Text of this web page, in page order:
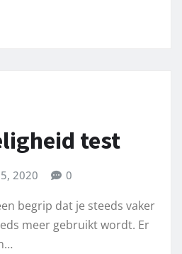
test
2020 0
begrip dat je steeds vaker
meer gebruikt wordt. Er